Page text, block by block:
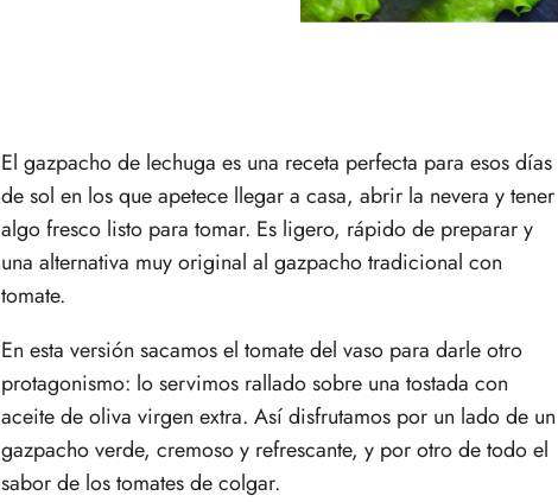
El gazpacho de lechuga es una receta perfecta para esos días
de sol en los que apetece llegar a casa, abrir la nevera y tener
algo fresco listo para tomar. Es ligero, rápido de preparar y
una alternativa muy original al gazpacho tradicional con
tomate.
En esta versión sacamos el tomate del vaso para darle otro
protagonismo: lo servimos rallado sobre una tostada con
aceite de oliva virgen extra. Así disfrutamos por un lado de un
gazpacho verde, cremoso y refrescante, y por otro de todo el
sabor de los tomates de colgar.